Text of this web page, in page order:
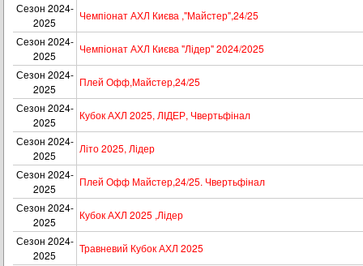
Сезон 2024-
2025
Чемпіонат АХЛ Києва ,"Майстер",24/25
Сезон 2024-
2025
Чемпіонат АХЛ Києва "Лідер" 2024/2025
Сезон 2024-
2025
Плей Офф,Майстер,24/25
Сезон 2024-
2025
Кубок АХЛ 2025, ЛІДЕР, Чвертьфінал
Сезон 2024-
2025
Літо 2025, Лідер
Сезон 2024-
2025
Плей Офф Майстер,24/25. Чвертьфінал
Сезон 2024-
2025
Кубок АХЛ 2025 ,Лідер
Сезон 2024-
2025
Травневий Кубок АХЛ 2025